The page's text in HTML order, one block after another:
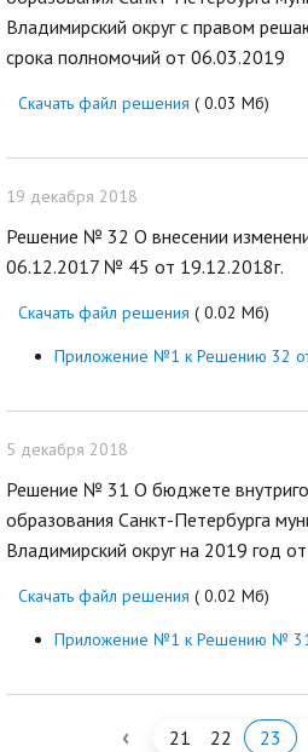
Владимирский округ с правом
срока полномочий от 06.03.2019
Скачать файл решения ( 0.03 Мб)
19 декабря 2018
Решение № 32 О внесении
06.12.2017 № 45 от 19.12.2018г.
Скачать файл решения ( 0.02 Мб)
Приложение №1 к Решению 32
5 декабря 2018
Решение № 31 О бюджете
образования Санкт-Петербурга
Владимирский округ на 2019 год
Скачать файл решения ( 0.02 Мб)
Приложение №1 к Решению № 31
‹ 21 22 23